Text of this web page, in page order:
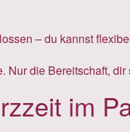
– du kannst
Nur die Bereitschaft, dir
im